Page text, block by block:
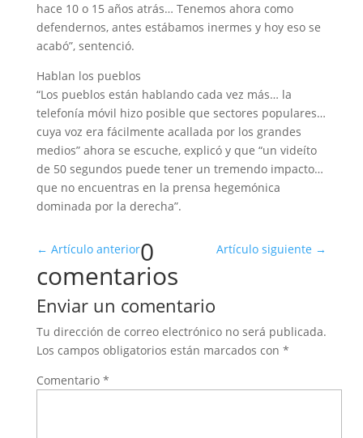
hace 10 o 15 años atrás… Tenemos ahora como
defendernos, antes estábamos inermes y hoy eso se
acabó”, sentenció.
Hablan los pueblos
“Los pueblos están hablando cada vez más… la
telefonía móvil hizo posible que sectores populares…
cuya voz era fácilmente acallada por los grandes
medios” ahora se escuche, explicó y que “un videíto
de 50 segundos puede tener un tremendo impacto…
que no encuentras en la prensa hegemónica
dominada por la derecha”.
← Artículo anterior Artículo siguiente →
0
comentarios
Enviar un comentario
Tu dirección de correo electrónico no será publicada.
Los campos obligatorios están marcados con *
Comentario *